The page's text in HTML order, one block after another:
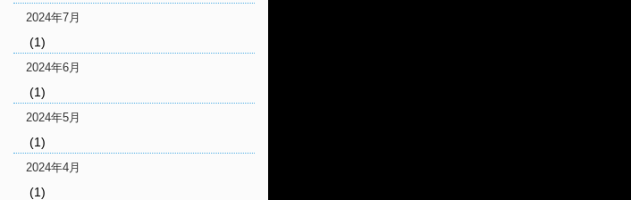
2024年7月
(1)
2024年6月
(1)
2024年5月
(1)
2024年4月
(1)